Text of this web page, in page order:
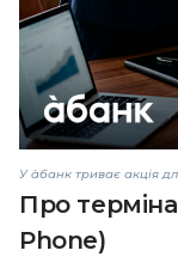
У àбанк триває акція
Про
Phone)